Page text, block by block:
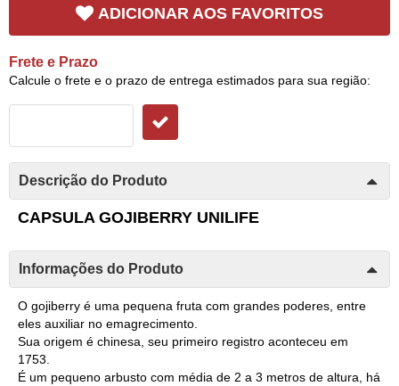
ADICIONAR AOS FAVORITOS
Frete e Prazo
Calcule o frete e o prazo de entrega estimados para sua região:
Descrição do Produto
CAPSULA GOJIBERRY UNILIFE
Informações do Produto
O gojiberry é uma pequena fruta com grandes poderes, entre
eles auxiliar no emagrecimento.
Sua origem é chinesa, seu primeiro registro aconteceu em
1753.
É um pequeno arbusto com média de 2 a 3 metros de altura, há